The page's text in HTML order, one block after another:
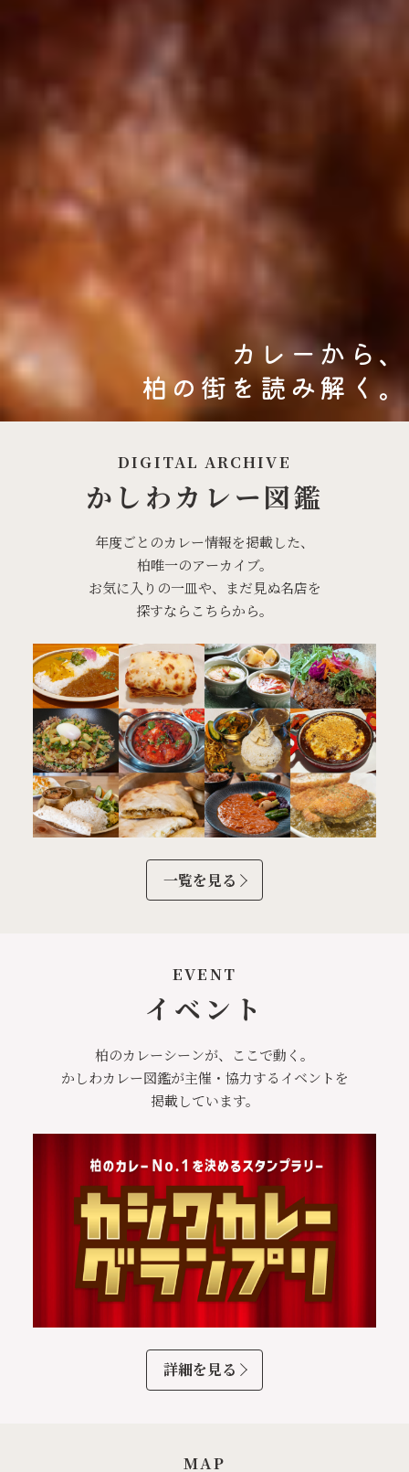
カレーから、
柏の街を読み解く。
DIGITAL ARCHIVE
かしわカレー図鑑
年度ごとのカレー情報を掲載した、
柏唯一のアーカイブ。
お気に入りの一皿や、まだ見ぬ名店を
探すならこちらから。
一覧を見る
EVENT
イベント
柏のカレーシーンが、ここで動く。
かしわカレー図鑑が主催・協力するイベントを
掲載しています。
詳細を見る
MAP